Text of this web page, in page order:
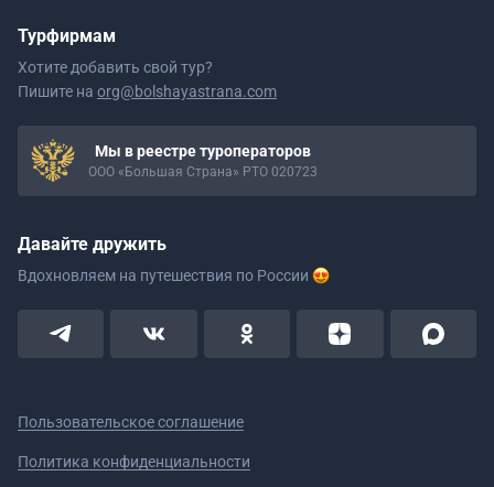
Турфирмам
Хотите добавить свой тур?
Пишите на org@bolshayastrana.com
Мы в реестре туроператоров
ООО «Большая Страна» РТО 020723
Давайте дружить
Вдохновляем на путешествия по России
Пользовательское соглашение
Политика конфиденциальности